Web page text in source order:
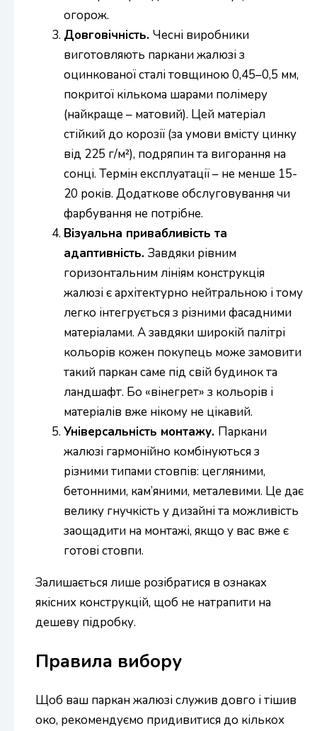
огорож.
Довговічність. Чесні виробники
виготовляють паркани жалюзі з
оцинкованої сталі товщиною 0,45–0,5 мм,
покритої кількома шарами полімеру
(найкраще – матовий). Цей матеріал
стійкий до корозії (за умови вмісту цинку
від 225 г/м²), подряпин та вигорання на
сонці. Термін експлуатації – не менше 15-
20 років. Додаткове обслуговування чи
фарбування не потрібне.
Візуальна привабливість та
адаптивність. Завдяки рівним
горизонтальним лініям конструкція
жалюзі є архітектурно нейтральною і тому
легко інтегрується з різними фасадними
матеріалами. А завдяки широкій палітрі
кольорів кожен покупець може замовити
такий паркан саме під свій будинок та
ландшафт. Бо «вінегрет» з кольорів і
матеріалів вже нікому не цікавий.
Універсальність монтажу. Паркани
жалюзі гармонійно комбінуються з
різними типами стовпів: цегляними,
бетонними, кам’яними, металевими. Це дає
велику гнучкість у дизайні та можливість
заощадити на монтажі, якщо у вас вже є
готові стовпи.
Залишається лише розібратися в ознаках
якісних конструкцій, щоб не натрапити на
дешеву підробку.
Правила вибору
Щоб ваш паркан жалюзі служив довго і тішив
око, рекомендуємо придивитися до кількох